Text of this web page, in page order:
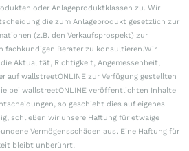
oder Anlageproduktklassen zu. Wir
die zum Anlageprodukt gesetzlich zur
(z.B. den Verkaufsprospekt) zur
fachkundigen Berater zu konsultieren.Wir
Aktualität, Richtigkeit, Angemessenheit,
auf wallstreetONLINE zur Verfügung gestellten
bei wallstreetONLINE veröffentlichten Inhalte
so geschieht dies auf eigenes
schließen wir unsere Haftung für etwaige
Vermögensschäden aus. Eine Haftung für
bleibt unberührt.